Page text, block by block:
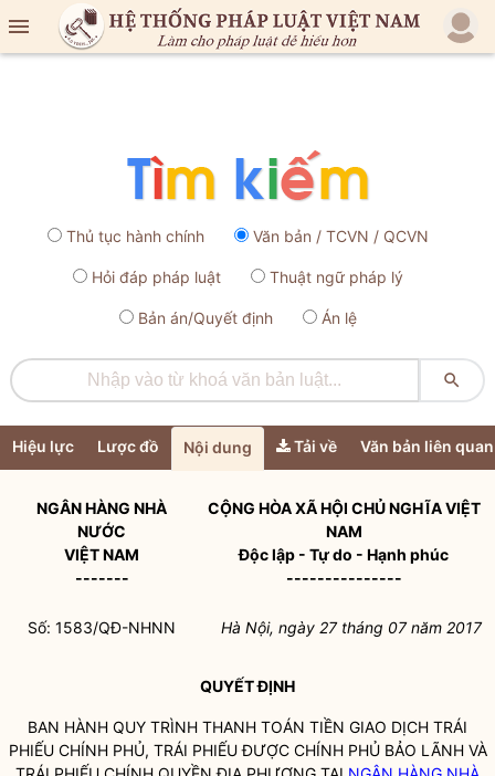

Thủ tục hành chính Văn bản / TCVN / QCVN
Hỏi đáp pháp luật Thuật ngữ pháp lý
Bản án/Quyết định Án lệ

Hiệu lực Lược đồ Nội dung Tải về Văn bản liên quan
NGÂN HÀNG NHÀ
NƯỚC
VIỆT NAM
-------
CỘNG HÒA XÃ HỘI CHỦ NGHĨA VIỆT
NAM
Độc lập - Tự do - Hạnh phúc
---------------
Số: 1583/QĐ-NHNN Hà Nội, ngày27 tháng 07năm 2017
QUYẾT ĐỊNH
BAN HÀNH QUY TRÌNH THANH TOÁN TIỀN GIAO DỊCH TRÁI
PHIẾU CHÍNH PHỦ, TRÁI PHIẾU ĐƯỢC CHÍNH PHỦ BẢO LÃNH VÀ